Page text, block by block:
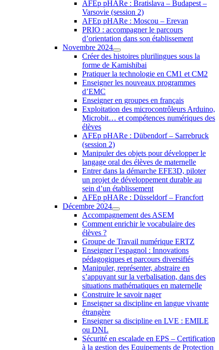
AFEp pHARe : Bratislava – Budapest –
Varsovie (session 2)
AFEp pHARe : Moscou – Erevan
PRIO : accompagner le parcours
d’orientation dans son établissement
Novembre 2024
Créer des histoires plurilingues sous la
forme de Kamishibai
Pratiquer la technologie en CM1 et CM2
Enseigner les nouveaux programmes
d’EMC
Enseigner en groupes en français
Exploitation des microcontrôleurs Arduino,
Microbit… et compétences numériques des
élèves
AFEp pHARe : Dübendorf – Sarrebruck
(session 2)
Manipuler des objets pour développer le
langage oral des élèves de maternelle
Entrer dans la démarche EFE3D, piloter
un projet de développement durable au
sein d’un établissement
AFEp pHARe : Düsseldorf – Francfort
Décembre 2024
Accompagnement des ASEM
Comment enrichir le vocabulaire des
élèves ?
Groupe de Travail numérique ERTZ
Enseigner l’espagnol : Innovations
pédagogiques et parcours diversifiés
Manipuler, représenter, abstraire en
s’appuyant sur la verbalisation, dans des
situations mathématiques en maternelle
Construire le savoir nager
Enseigner sa discipline en langue vivante
étrangère
Enseigner sa discipline en LVE : EMILE
ou DNL
Sécurité en escalade en EPS – Certification
à la gestion des Equipements de Protection